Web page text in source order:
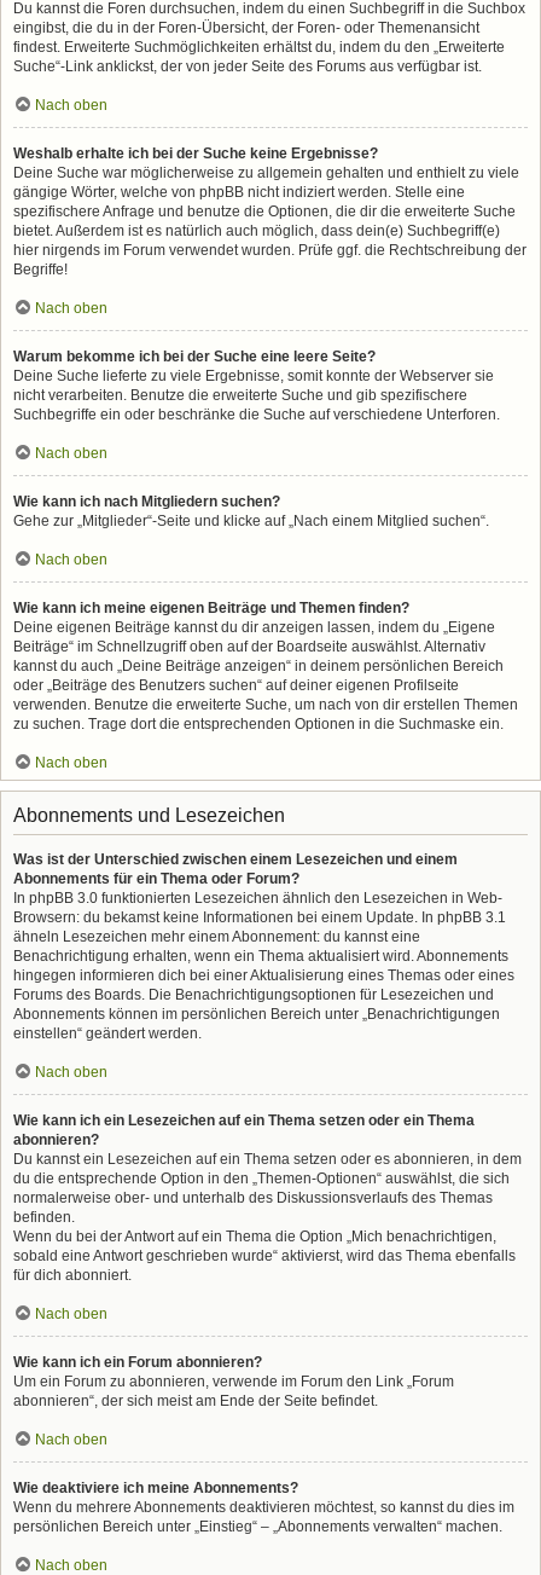
Du kannst die Foren durchsuchen, indem du einen Suchbegriff in die Suchbox
eingibst, die du in der Foren-Übersicht, der Foren- oder Themenansicht
findest. Erweiterte Suchmöglichkeiten erhältst du, indem du den „Erweiterte
Suche“-Link anklickst, der von jeder Seite des Forums aus verfügbar ist.
Nach oben
Weshalb erhalte ich bei der Suche keine Ergebnisse?
Deine Suche war möglicherweise zu allgemein gehalten und enthielt zu viele
gängige Wörter, welche von phpBB nicht indiziert werden. Stelle eine
spezifischere Anfrage und benutze die Optionen, die dir die erweiterte Suche
bietet. Außerdem ist es natürlich auch möglich, dass dein(e) Suchbegriff(e)
hier nirgends im Forum verwendet wurden. Prüfe ggf. die Rechtschreibung der
Begriffe!
Nach oben
Warum bekomme ich bei der Suche eine leere Seite?
Deine Suche lieferte zu viele Ergebnisse, somit konnte der Webserver sie
nicht verarbeiten. Benutze die erweiterte Suche und gib spezifischere
Suchbegriffe ein oder beschränke die Suche auf verschiedene Unterforen.
Nach oben
Wie kann ich nach Mitgliedern suchen?
Gehe zur „Mitglieder“-Seite und klicke auf „Nach einem Mitglied suchen“.
Nach oben
Wie kann ich meine eigenen Beiträge und Themen finden?
Deine eigenen Beiträge kannst du dir anzeigen lassen, indem du „Eigene
Beiträge“ im Schnellzugriff oben auf der Boardseite auswählst. Alternativ
kannst du auch „Deine Beiträge anzeigen“ in deinem persönlichen Bereich
oder „Beiträge des Benutzers suchen“ auf deiner eigenen Profilseite
verwenden. Benutze die erweiterte Suche, um nach von dir erstellen Themen
zu suchen. Trage dort die entsprechenden Optionen in die Suchmaske ein.
Nach oben
Abonnements und Lesezeichen
Was ist der Unterschied zwischen einem Lesezeichen und einem
Abonnements für ein Thema oder Forum?
In phpBB 3.0 funktionierten Lesezeichen ähnlich den Lesezeichen in Web-
Browsern: du bekamst keine Informationen bei einem Update. In phpBB 3.1
ähneln Lesezeichen mehr einem Abonnement: du kannst eine
Benachrichtigung erhalten, wenn ein Thema aktualisiert wird. Abonnements
hingegen informieren dich bei einer Aktualisierung eines Themas oder eines
Forums des Boards. Die Benachrichtigungsoptionen für Lesezeichen und
Abonnements können im persönlichen Bereich unter „Benachrichtigungen
einstellen“ geändert werden.
Nach oben
Wie kann ich ein Lesezeichen auf ein Thema setzen oder ein Thema
abonnieren?
Du kannst ein Lesezeichen auf ein Thema setzen oder es abonnieren, in dem
du die entsprechende Option in den „Themen-Optionen“ auswählst, die sich
normalerweise ober- und unterhalb des Diskussionsverlaufs des Themas
befinden.
Wenn du bei der Antwort auf ein Thema die Option „Mich benachrichtigen,
sobald eine Antwort geschrieben wurde“ aktivierst, wird das Thema ebenfalls
für dich abonniert.
Nach oben
Wie kann ich ein Forum abonnieren?
Um ein Forum zu abonnieren, verwende im Forum den Link „Forum
abonnieren“, der sich meist am Ende der Seite befindet.
Nach oben
Wie deaktiviere ich meine Abonnements?
Wenn du mehrere Abonnements deaktivieren möchtest, so kannst du dies im
persönlichen Bereich unter „Einstieg“ – „Abonnements verwalten“ machen.
Nach oben